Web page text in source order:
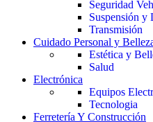
Seguridad
Suspensión y
Transmisión
Cuidado Personal y
Estética y
Salud
Electrónica
Equipos
Tecnologia
Ferretería Y Construcción